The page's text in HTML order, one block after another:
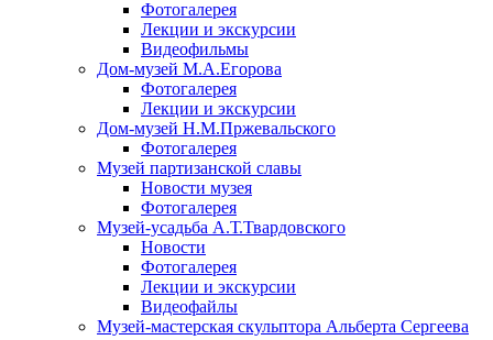
Фотогалерея
Лекции и экскурсии
Видеофильмы
Дом-музей М.А.Егорова
Фотогалерея
Лекции и экскурсии
Дом-музей Н.М.Пржевальского
Фотогалерея
Музей партизанской славы
Новости музея
Фотогалерея
Музей-усадьба А.Т.Твардовского
Новости
Фотогалерея
Лекции и экскурсии
Видеофайлы
Музей-мастерская скульптора Альберта Сергеева